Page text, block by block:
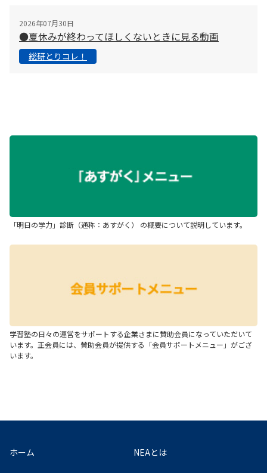
2026年07月30日
●夏休みが終わってほしくないときに見る動画
総研とりコレ！
「明日の学力」診断（通称：あすがく） の概要について説明しています。
学習塾の日々の運営をサポートする企業さまに賛助会員になっていただいて
います。正会員には、賛助会員が提供する「会員サポートメニュー」がござ
います。
ホーム NEAとは